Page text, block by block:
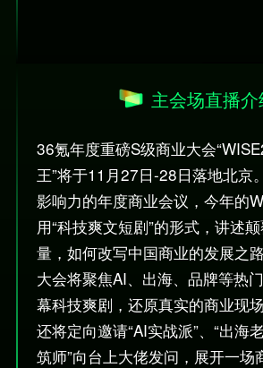
主会场直播介
36氪年度重磅S级商业大会
王”将于11月27日-28日落地北京
影响力的年度商业会议，今年的
用“科技爽文短剧”的形式，讲述
量，如何改写中国商业的发展之路
大会将聚焦AI、出海、品牌等热
幕科技爽剧，还原真实的商业现
还将定向邀请“AI实战派”、“出海
筑师”向台上大佬发问，展开一场